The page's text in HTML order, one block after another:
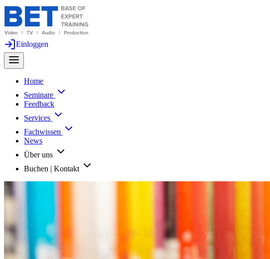
Einloggen
Home
Seminare
Feedback
Services
Fachwissen
News
Über uns
Buchen | Kontakt